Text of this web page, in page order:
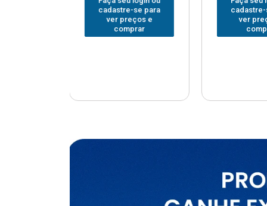
cadastre-se para
ver preços e
comprar
Faça
ver